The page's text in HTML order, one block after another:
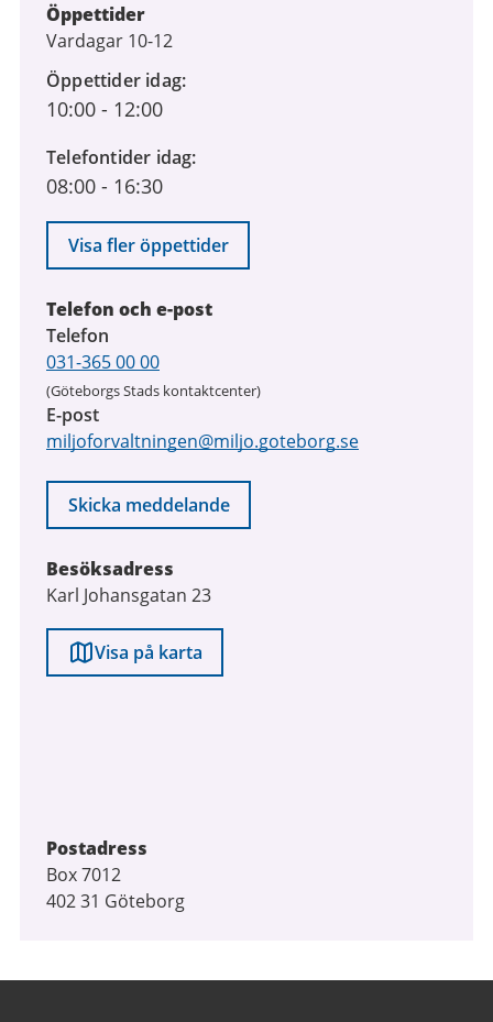
Öppettider
Vardagar 10-12
Öppettider idag
10:00 - 12:00
Telefontider idag
08:00 - 16:30
Visa fler öppettider
Telefon och e-post
Telefon
031-365 00 00
(Göteborgs Stads kontaktcenter)
E-post
miljoforvaltningen@miljo.goteborg.se
Skicka meddelande
Besöksadress
Karl Johansgatan 23
Visa på karta
Postadress
Box 7012
402 31 Göteborg